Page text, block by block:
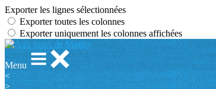
Exporter les lignes sélectionnées
Exporter toutes les colonnes
Exporter uniquement les colonnes affichées
Menu
<
>